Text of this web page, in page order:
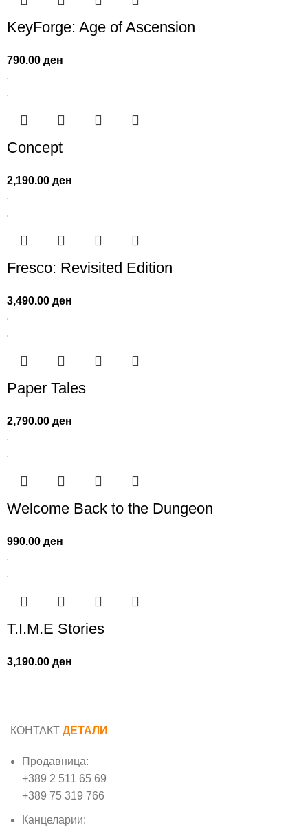
KeyForge: Age of Ascension
790.00ден
Concept
2,190.00ден
Fresco: Revisited Edition
3,490.00ден
Paper Tales
2,790.00ден
Welcome Back to the Dungeon
990.00ден
T.I.M.E Stories
3,190.00ден
КОНТАКТ ДЕТАЛИ
Продавница:
+389 2 511 65 69
+389 75 319 766
Канцеларии: